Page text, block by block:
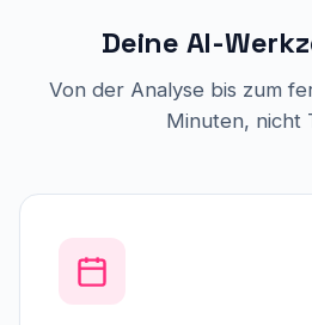
Deine AI-
Von der Analyse bis zum
Minuten, nicht